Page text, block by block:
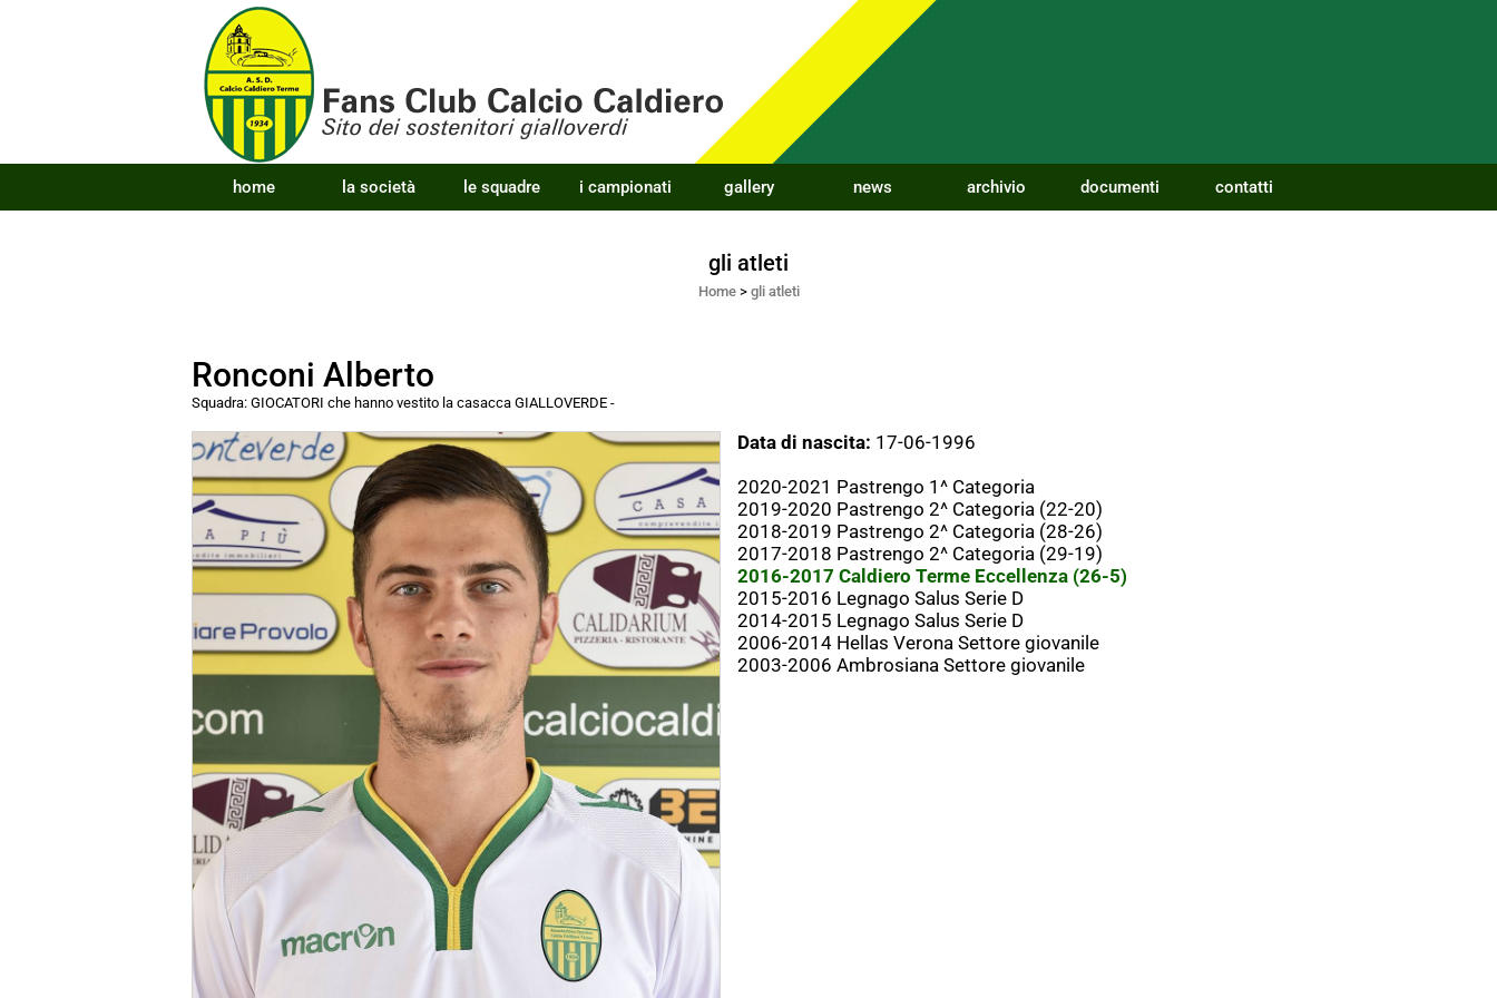
home la società le squadre i campionati gallery news archivio documenti contatti
gli atleti
Home> gli atleti
Ronconi Alberto
Squadra: GIOCATORI che hanno vestito la casacca GIALLOVERDE -
Data di nascita: 17-06-1996
2020-2021 Pastrengo 1^ Categoria
2019-2020 Pastrengo 2^ Categoria (22-20)
2018-2019 Pastrengo 2^ Categoria (28-26)
2017-2018 Pastrengo 2^ Categoria (29-19)
2016-2017 Caldiero Terme Eccellenza (26-5)
2015-2016 Legnago Salus Serie D
2014-2015 Legnago Salus Serie D
2006-2014 Hellas Verona Settore giovanile
2003-2006 Ambrosiana Settore giovanile